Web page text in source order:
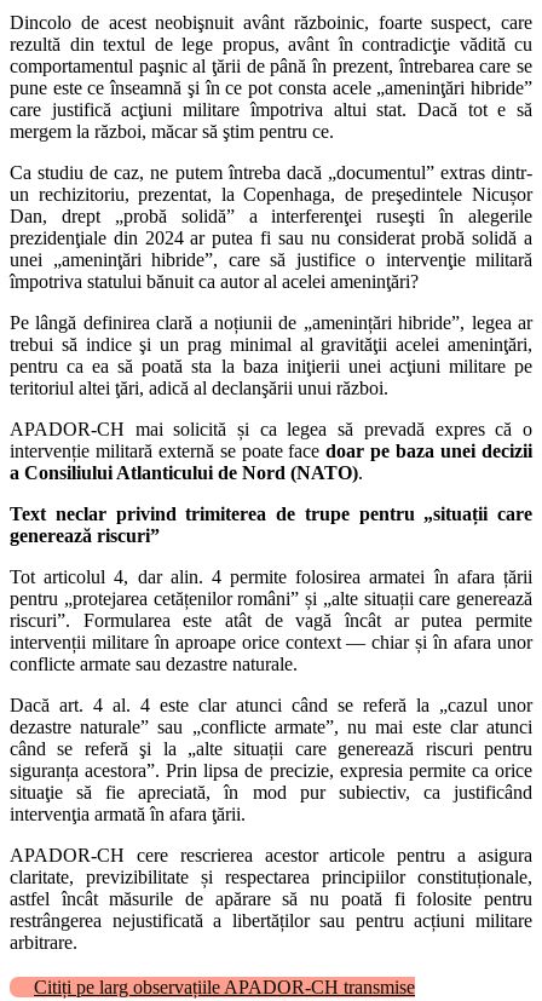
Dincolo de acest neobişnuit avânt războinic, foarte suspect, care
rezultă din textul de lege propus, avânt în contradicţie vădită cu
comportamentul paşnic al ţării de până în prezent, întrebarea care se
pune este ce înseamnă şi în ce pot consta acele „ameninţări hibride”
care justifică acţiuni militare împotriva altui stat. Dacă tot e să
mergem la război, măcar să ştim pentru ce.
Ca studiu de caz, ne putem întreba dacă „documentul” extras dintr-
un rechizitoriu, prezentat, la Copenhaga, de preşedintele Nicușor
Dan, drept „probă solidă” a interferenţei ruseşti în alegerile
prezidenţiale din 2024 ar putea fi sau nu considerat probă solidă a
unei „ameninţări hibride”, care să justifice o intervenţie militară
împotriva statului bănuit ca autor al acelei ameninţări?
Pe lângă definirea clară a noțiunii de „amenințări hibride”, legea ar
trebui să indice şi un prag minimal al gravităţii acelei ameninţări,
pentru ca ea să poată sta la baza iniţierii unei acţiuni militare pe
teritoriul altei ţări, adică al declanşării unui război.
APADOR-CH mai solicită și ca legea să prevadă expres că o
intervenție militară externă se poate facedoar pe baza unei decizii
a Consiliului Atlanticului de Nord (NATO).
Text neclar privind trimiterea de trupe pentru „situații care
generează riscuri”
Tot articolul 4, dar alin. 4 permite folosirea armatei în afara țării
pentru „protejarea cetățenilor români” și „alte situații care generează
riscuri”. Formularea este atât de vagă încât ar putea permite
intervenții militare în aproape orice context — chiar și în afara unor
conflicte armate sau dezastre naturale.
Dacă art. 4 al. 4 este clar atunci când se referă la „cazul unor
dezastre naturale” sau „conflicte armate”, nu mai este clar atunci
când se referă şi la „alte situații care generează riscuri pentru
siguranța acestora”. Prin lipsa de precizie, expresia permite ca orice
situaţie să fie apreciată, în mod pur subiectiv, ca justificând
intervenţia armată în afara ţării.
APADOR-CH cere rescrierea acestor articole pentru a asigura
claritate, previzibilitate și respectarea principiilor constituționale,
astfel încât măsurile de apărare să nu poată fi folosite pentru
restrângerea nejustificată a libertăților sau pentru acțiuni militare
arbitrare.
Citiți pe larg observațiile APADOR-CH transmise